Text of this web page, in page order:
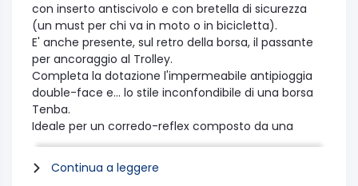
con inserto antiscivolo e con bretella di sicurezza
(un must per chi va in moto o in bicicletta).
E' anche presente, sul retro della borsa, il passante
per ancoraggio al Trolley.
Completa la dotazione l'impermeabile antipioggia
double-face e... lo stile inconfondibile di una borsa
Tenba.
Ideale per un corredo-reflex composto da una
fotocamera, tre obiettivi (fino al 70-200mm f/2.8)
ed un flash.
Tasca interna per accogliere un iPad o un laptop da
Continua a leggere